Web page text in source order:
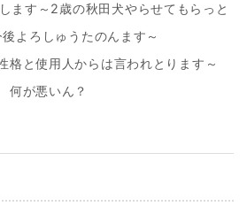
ます～2歳の秋田犬やらせてもらっと
後よろしゅうたのんます～
格と使用人からは言われとります～
何が悪いん？